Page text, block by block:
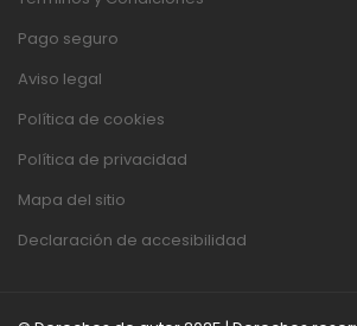
Pago seguro
Aviso legal
Política de cookies
Política de privacidad
Mapa del sitio
Declaración de accesibilidad